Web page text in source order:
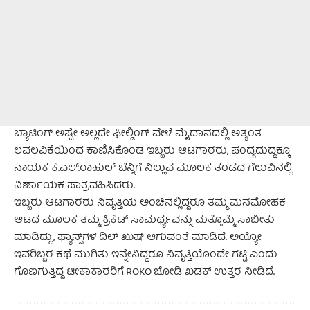
ಬ್ಯಾಟಿಂಗ್‌ ಅಷ್ಟೇ ಅಲ್ಲದೇ ಫೀಲ್ಡಿಂಗ್‌ ವೇಳೆ ಮೈದಾನದಲ್ಲಿ ಅತ್ಯಂತ
ಲವಲವಿಕೆಯಿಂದ ಕಾಣಿಸಿಕೊಂಡ ಇಬ್ಬರು ಆಟಗಾರರು, ಪಂದ್ಯದುದ್ದಕ್ಕೂ
ನಾಯಕ ಕೆ.ಎಲ್‌.ರಾಹುಲ್‌ ಬೆನ್ನಿಗೆ ನಿಲ್ಲುವ ಮೂಲಕ ತಂಡದ ಗೆಲುವಿನಲ್ಲಿ
ನಿರ್ಣಾಯಕ ಪಾತ್ರವಹಿಸಿದರು.
ಇಬ್ಬರು ಆಟಗಾರರು ನಿವೃತ್ತಿಯ ಅಂಚಿನಲ್ಲಿದ್ದರೂ ತಮ್ಮ ಮನಮೋಹಕ
ಆಟದ ಮೂಲಕ ತಮ್ಮ ಕ್ರಿಕೆಟ್‌ ಸಾಮರ್ಥ್ಯವನ್ನು ಮತ್ತೊಮ್ಮೆ ಸಾಬೀತು
ಮಾಡಿದ್ದು, ಫ್ಯಾನ್ಸ್‌ಗಳ ದಿಲ್‌ ಖುಷ್‌ ಆಗುವಂತೆ ಮಾಡಿದೆ. ಅಯ್ಯೋ
ಇವರಿಬ್ಬರ ಕಥೆ ಮುಗಿತು ಇನ್ನೇನಿದ್ದರೂ ನಿವೃತ್ತಿಯೊಂದೇ ಗಟ್ಟಿ ಎಂದು
ಗೊಣಗುತ್ತಿದ್ದ ಟೀಕಾಕಾರರಿಗೆ ROKO ಜೋಡಿ ಖಡಕ್ ಉತ್ತರ ನೀಡಿದೆ.